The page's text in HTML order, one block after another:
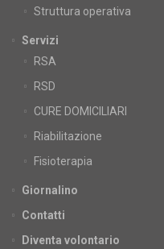
Struttura operativa
Servizi
RSA
RSD
CURE DOMICILIARI
Riabilitazione
Fisioterapia
Giornalino
Contatti
Diventa volontario